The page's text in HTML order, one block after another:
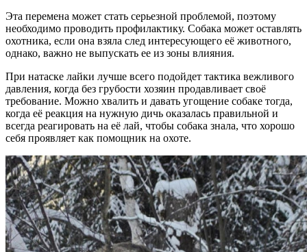
Эта перемена может стать серьезной проблемой, поэтому
необходимо проводить профилактику. Собака может оставлять
охотника, если она взяла след интересующего её животного,
однако, важно не выпускать ее из зоны влияния.
При натаске лайки лучше всего подойдет тактика вежливого
давления, когда без грубости хозяин продавливает своё
требование. Можно хвалить и давать угощение собаке тогда,
когда её реакция на нужную дичь оказалась правильной и
всегда реагировать на её лай, чтобы собака знала, что хорошо
себя проявляет как помощник на охоте.